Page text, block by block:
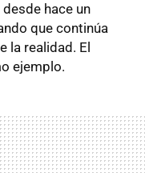
hace un
que continúa
la realidad. El
ejemplo.